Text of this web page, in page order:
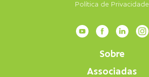
Política de Privacidade
Sobre
Associadas